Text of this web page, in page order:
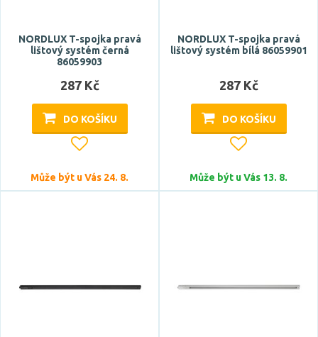
NORDLUX T-spojka pravá
lištový systém černá
86059903
287 Kč
DO KOŠÍKU
Může být u Vás 24. 8.
NORDLUX T-spojka pravá
lištový systém bílá 86059901
287 Kč
DO KOŠÍKU
Může být u Vás 13. 8.